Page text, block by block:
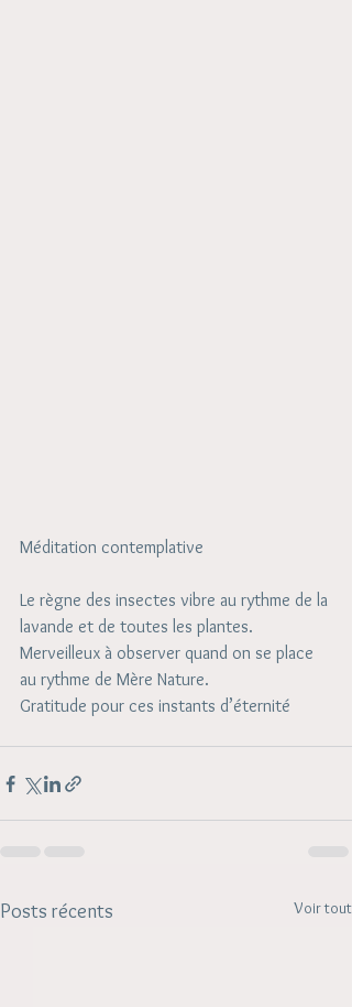
Méditation contemplative
Le règne des insectes vibre au rythme de la
lavande et de toutes les plantes.
Merveilleux à observer quand on se place
au rythme de Mère Nature.
Gratitude pour ces instants d’éternité
Posts récents Voir tout